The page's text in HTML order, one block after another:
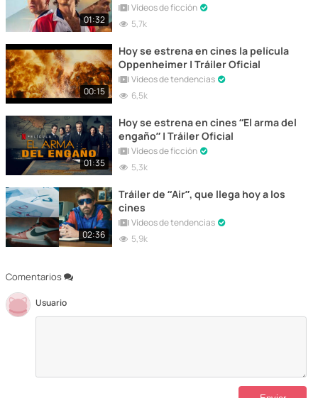
Comentarios
Usuario
01:32
Vídeos de ficción
5,7k
00:15
Hoy se estrena en cines la película
Oppenheimer | Tráiler Oficial
Vídeos de tendencias
6,5k
01:35
Hoy se estrena en cines “El arma del
engaño” | Tráiler Oficial
Vídeos de ficción
5,3k
02:36
Tráiler de “Air”, que llega hoy a los
cines
Vídeos de tendencias
5,9k